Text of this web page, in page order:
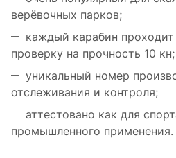
верёвочных парков;
каждый карабин
проверку на прочность 10 кн;
уникальный номер
отслеживания и контроля;
аттестовано как для
промышленного применения.